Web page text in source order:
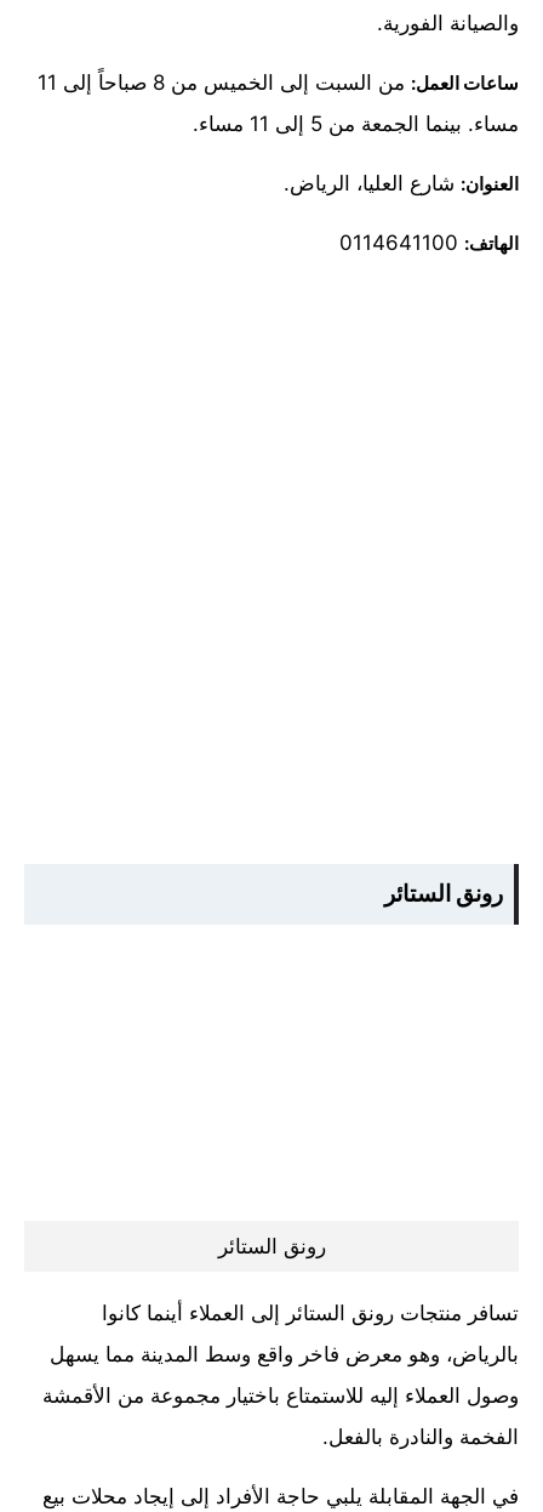
والصيانة الفورية.
ساعات العمل:
من السبت إلى الخميس من 8 صباحاً إلى 11
مساء. بينما الجمعة من 5 إلى 11 مساء.
العنوان: شارع العليا، الرياض.
الهاتف:
رونق الستائر
رونق الستائر
تسافر منتجات رونق الستائر إلى العملاء أينما كانوا
بالرياض، وهو معرض فاخر واقع وسط المدينة مما يسهل
وصول العملاء إليه للاستمتاع باختيار مجموعة من الأقمشة
الفخمة والنادرة بالفعل.
في الجهة المقابلة يلبي حاجة الأفراد إلى إيجاد محلات بيع